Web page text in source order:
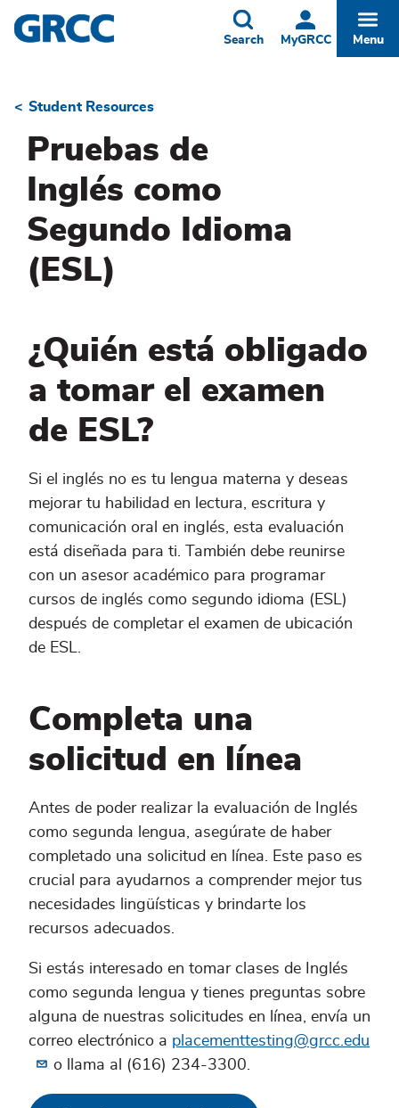
Skip
to
MyGRCC
Toggle
Search Menu
Breadcrumb
Student Resources
Pruebas de
Inglés como
Segundo Idioma
(ESL)
¿Quién está obligado
a tomar el examen
de ESL?
Si el inglés no es tu lengua materna y deseas
mejorar tu habilidad en lectura, escritura y
comunicación oral en inglés, esta evaluación
está diseñada para ti. También debe reunirse
con un asesor académico para programar
cursos de inglés como segundo idioma (ESL)
después de completar el examen de ubicación
de ESL.
Completa una
solicitud en línea
Antes de poder realizar la evaluación de Inglés
como segunda lengua, asegúrate de haber
completado una solicitud en línea. Este paso es
crucial para ayudarnos a comprender mejor tus
necesidades lingüísticas y brindarte los
recursos adecuados.
Si estás interesado en tomar clases de Inglés
como segunda lengua y tienes preguntas sobre
alguna de nuestras solicitudes en línea, envía un
correo electrónico a placementtesting@grcc.edu
o llama al (616) 234-3300.